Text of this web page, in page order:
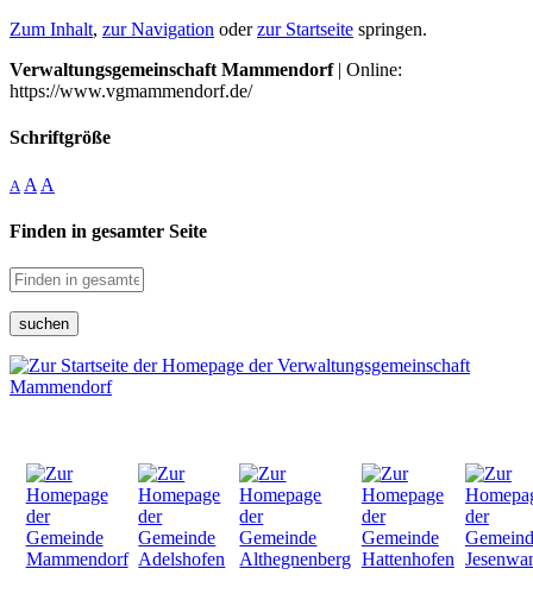
Zum Inhalt, zur Navigation oderzur Startseite springen.
Verwaltungsgemeinschaft Mammendorf| Online:
https://www.vgmammendorf.de/
Schriftgröße
A A A
Finden in gesamter Seite
suchen